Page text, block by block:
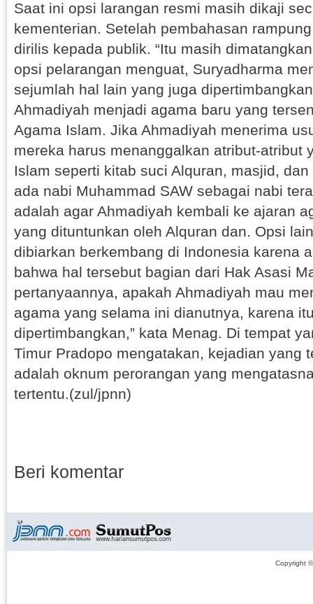
Saat ini opsi larangan resmi masih dikaji
kementerian. Setelah pembahasan
dirilis kepada publik. “Itu masih
opsi pelarangan menguat, Suryadharma
sejumlah hal lain yang juga
Ahmadiyah menjadi agama baru yang
Agama Islam. Jika Ahmadiyah menerima
mereka harus menanggalkan atribut-atribut
Islam seperti kitab suci Alquran, masjid,
ada nabi Muhammad SAW sebagai nabi
adalah agar Ahmadiyah kembali ke ajaran
yang dituntunkan oleh Alquran dan. Opsi
dibiarkan berkembang di Indonesia karena
bahwa hal tersebut bagian dari Hak Asasi
pertanyaannya, apakah Ahmadiyah mau
agama yang selama ini dianutnya, karena
dipertimbangkan,” kata Menag. Di tempat
Timur Pradopo mengatakan, kejadian yang
adalah oknum perorangan yang
tertentu.(zul/jpnn)
Beri komentar
Copyright